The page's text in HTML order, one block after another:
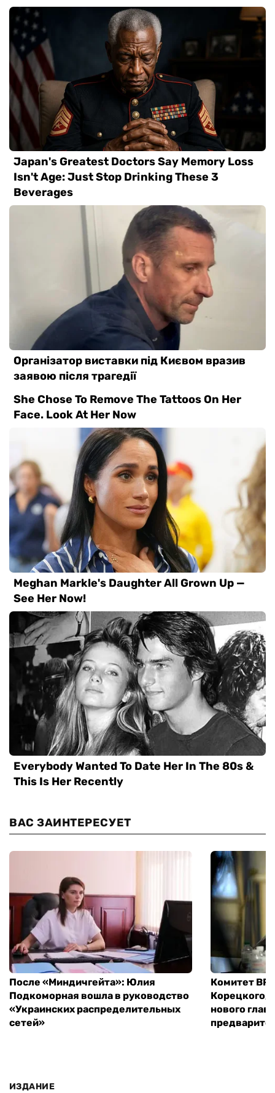
ВАС ЗАИНТЕРЕСУЕТ
После «Миндичгейта»: Юлия
Подкоморная вошла в руководство
«Украинских распределительных
сетей»
Комитет ВР
Корецкого,
нового
ИЗДАНИЕ